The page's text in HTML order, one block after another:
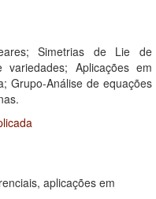
Simetrias de Lie de
variedades; Aplicações em
Grupo-Análise de equações
aplicações em